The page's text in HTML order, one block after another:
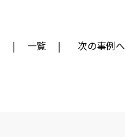
一覧 次の事例へ